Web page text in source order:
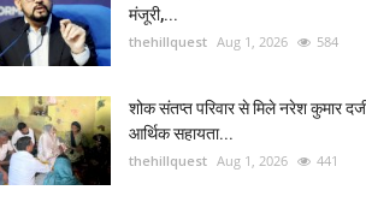
मंजूरी,...
thehillquest Aug 1, 2026 584
शोक संतप्त परिवार से मिले नरेश कुमार
आर्थिक सहायता...
thehillquest Aug 1, 2026 441